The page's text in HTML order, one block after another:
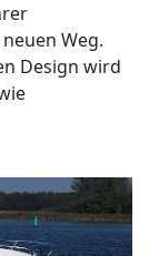
Weg.
Design wird